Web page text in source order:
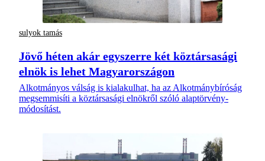
sulyok tamás
Jövő héten akár egyszerre két köztársasági
elnök is lehet Magyarországon
Alkotmányos válság is kialakulhat, ha az Alkotmánybíróság
megsemmisíti a köztársasági elnökről szóló alaptörvény-
módosítást.